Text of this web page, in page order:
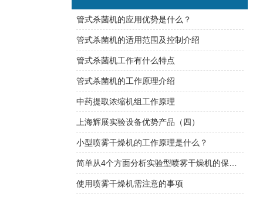
管式杀菌机的应用优势是什么？
管式杀菌机的适用范围及控制介绍
管式杀菌机工作有什么特点
管式杀菌机的工作原理介绍
中药提取浓缩机组工作原理
上海辉展实验设备优势产品（四）
小型喷雾干燥机的工作原理是什么？
使用喷雾干燥机需注意的事项